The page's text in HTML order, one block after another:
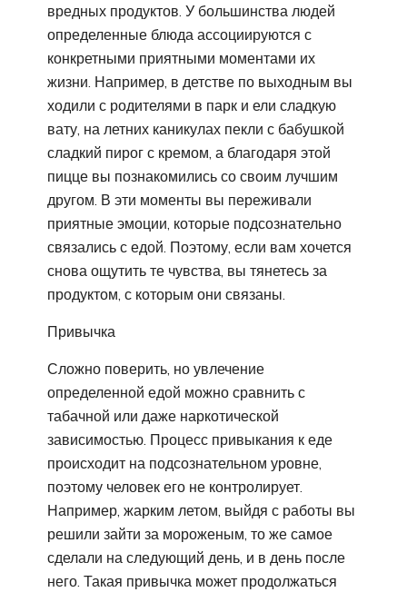
вредных продуктов. У большинства людей
определенные блюда ассоциируются с
конкретными приятными моментами их
жизни. Например, в детстве по выходным вы
ходили с родителями в парк и ели сладкую
вату, на летних каникулах пекли с бабушкой
сладкий пирог с кремом, а благодаря этой
пицце вы познакомились со своим лучшим
другом. В эти моменты вы переживали
приятные эмоции, которые подсознательно
связались с едой. Поэтому, если вам хочется
снова ощутить те чувства, вы тянетесь за
продуктом, с которым они связаны.
Привычка
Сложно поверить, но увлечение
определенной едой можно сравнить с
табачной или даже наркотической
зависимостью. Процесс привыкания к еде
происходит на подсознательном уровне,
поэтому человек его не контролирует.
Например, жарким летом, выйдя с работы вы
решили зайти за мороженым, то же самое
сделали на следующий день, и в день после
него. Такая привычка может продолжаться